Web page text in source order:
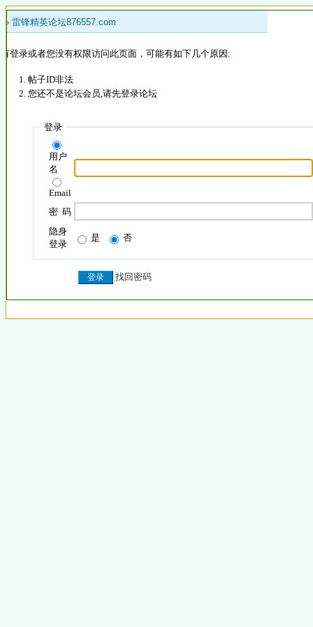
» 雷锋精英论坛876557.com
登录或者您没有权限访问此页面，可能有如下几个原因:
帖子ID非法
您还不是论坛会员,请先登录论坛
登录
用户
名
Email
密 码
隐身
登录
是 否
找回密码